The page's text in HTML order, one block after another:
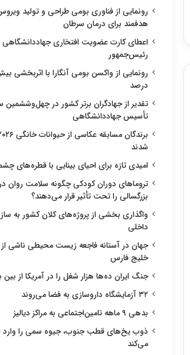
رونمایی از فناوری بومی طراحی و تولید
هدفمند برای درمان سرطان
اعطای کارت عضویت افتخاری جهاددانشگاهی
رئیس‌جمهور
درصد
تقدیر از جهادگران برتر کشور در چهل‌وششمین
تأسیس جهاددانشگاهی
شدند
امیدی تازه برای احیای بینایی با قطره‌های
تروماهای دوران کودکی چگونه سلامت روان در
بزرگسالی را تحت تأثیر قرار می‌دهند؟
واگذاری بخشی از پروژه‌های کلان کشور به
داخلی
جهان در آستانه فاجعه زیست محیطی ناشی
خلیج فارس
جنگ ایران ده‌ها هزار شغل را در آمریکا از بین
۳۲ آزمایشگاه داروسازی به فضا می‌روند
بدهی ۹ ماهه تامین‌اجتماعی به مراکز دیالیز
ذوب یخ‌های قطب جنوب، جیوه سمی را وارد
می‌کند